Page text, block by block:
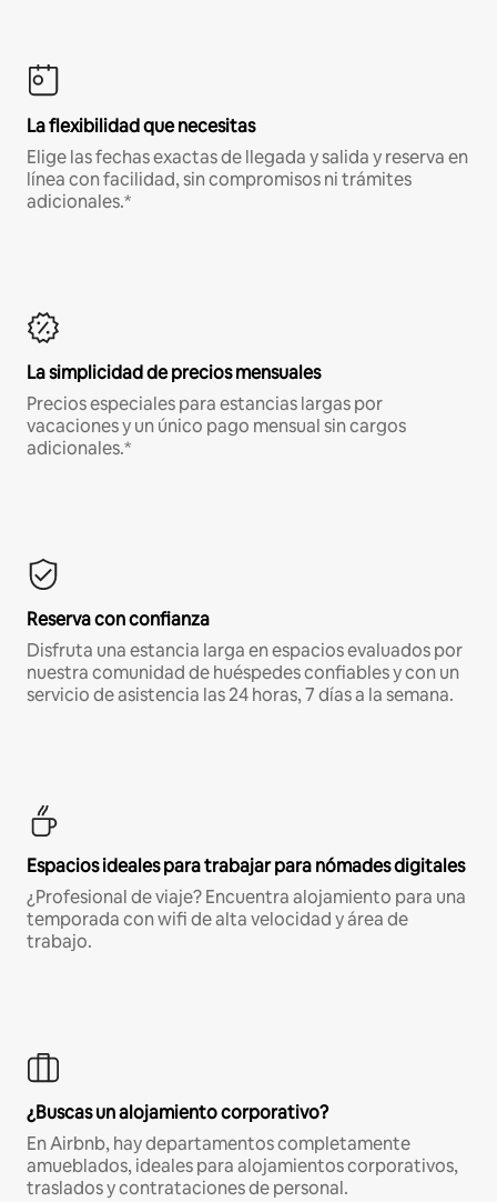
La flexibilidad que necesitas
Elige las fechas exactas de llegada y salida y reserva en
línea con facilidad, sin compromisos ni trámites
adicionales.*
La simplicidad de precios mensuales
Precios especiales para estancias largas por
vacaciones y un único pago mensual sin cargos
adicionales.*
Reserva con confianza
Disfruta una estancia larga en espacios evaluados por
nuestra comunidad de huéspedes confiables y con un
servicio de asistencia las 24 horas, 7 días a la semana.
Espacios ideales para trabajar para nómades digitales
¿Profesional de viaje? Encuentra alojamiento para una
temporada con wifi de alta velocidad y área de
trabajo.
¿Buscas un alojamiento corporativo?
En Airbnb, hay departamentos completamente
amueblados, ideales para alojamientos corporativos,
traslados y contrataciones de personal.